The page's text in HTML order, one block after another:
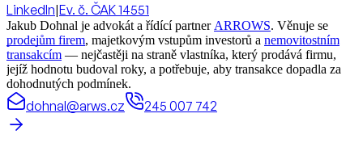
LinkedIn|Ev. č. ČAK 14551
Jakub Dohnal je advokát a řídící partner ARROWS. Věnuje se
prodejům firem, majetkovým vstupům investorů a nemovitostním
transakcím — nejčastěji na straně vlastníka, který prodává firmu,
jejíž hodnotu budoval roky, a potřebuje, aby transakce dopadla za
dohodnutých podmínek.
dohnal@arws.cz 245 007 742